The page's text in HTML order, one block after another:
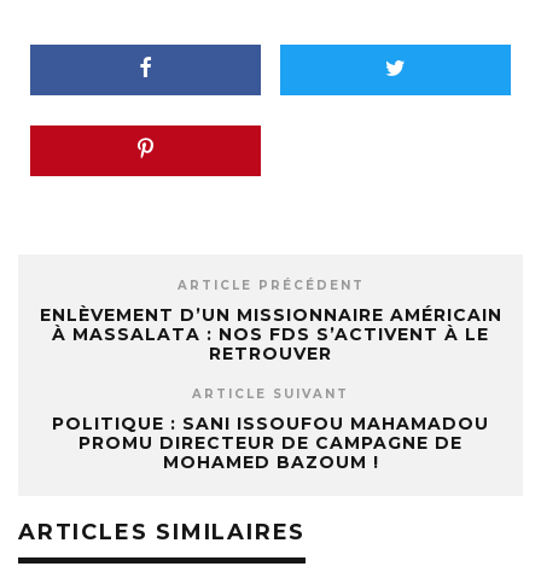
ARTICLE PRÉCÉDENT
ENLÈVEMENT D’UN MISSIONNAIRE AMÉRICAIN
À MASSALATA : NOS FDS S’ACTIVENT À LE
RETROUVER
ARTICLE SUIVANT
POLITIQUE : SANI ISSOUFOU MAHAMADOU
PROMU DIRECTEUR DE CAMPAGNE DE
MOHAMED BAZOUM !
ARTICLES SIMILAIRES